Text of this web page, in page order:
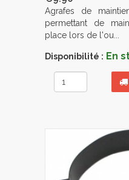
Agrafes de
permettant de
place lors de l'ou...
Disponibilité : En